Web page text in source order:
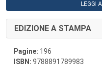
LEGGI
EDIZIONE A STAMPA
Pagine: 196
ISBN: 9788891789983